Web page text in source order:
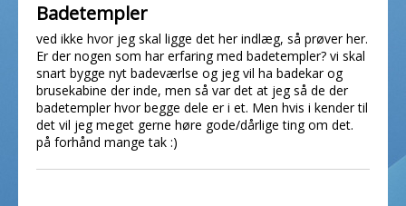
Badetempler
ved ikke hvor jeg skal ligge det her indlæg, så prøver her.
Er der nogen som har erfaring med badetempler? vi skal
snart bygge nyt badeværlse og jeg vil ha badekar og
brusekabine der inde, men så var det at jeg så de der
badetempler hvor begge dele er i et. Men hvis i kender til
det vil jeg meget gerne høre gode/dårlige ting om det.
på forhånd mange tak :)